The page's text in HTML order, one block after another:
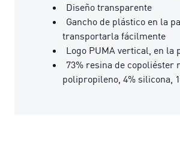
Diseño transparente
Gancho de plástico en la
transportarla fácilmente
Logo PUMA vertical, en la
73% resina de copoliéster
polipropileno, 4% silicona,